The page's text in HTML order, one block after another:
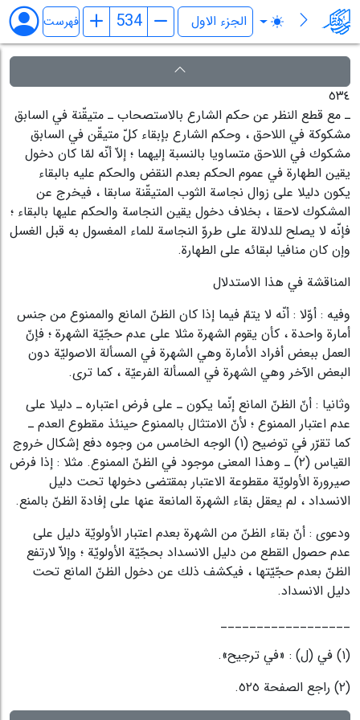
فرائد الاصول (رسائل) فهرست
٥٣٤
ـ مع قطع النظر عن حكم الشارع بالاستصحاب ـ متيقّنة في السابق
مشكوكة في اللاحق ، وحكم الشارع بإبقاء كلّ متيقّن في السابق
مشكوك في اللاحق متساويا بالنسبة إليهما ؛ إلاّ أنّه لمّا كان دخول
يقين الطهارة في عموم الحكم بعدم النقض والحكم عليه بالبقاء
يكون دليلا على زوال نجاسة الثوب المتيقّنة سابقا ، فيخرج عن
المشكوك لاحقا ، بخلاف دخول يقين النجاسة والحكم عليها بالبقاء ؛
فإنّه لا يصلح للدلالة على طروّ النجاسة للماء المغسول به قبل الغسل
وإن كان منافيا لبقائه على الطهارة.
المناقشة في هذا الاستدلال
وفيه : أوّلا : أنّه لا يتمّ فيما إذا كان الظنّ المانع والممنوع من جنس
أمارة واحدة ، كأن يقوم الشهرة مثلا على عدم حجّيّة الشهرة ؛ فإنّ
العمل ببعض أفراد الأمارة وهي الشهرة في المسألة الاصوليّة دون
البعض الآخر وهي الشهرة في المسألة الفرعيّة ، كما ترى.
وثانيا : أنّ الظنّ المانع إنّما يكون ـ على فرض اعتباره ـ دليلا على
عدم اعتبار الممنوع ؛ لأنّ الامتثال بالممنوع حينئذ مقطوع العدم ـ
كما تقرّر في توضيح (١)
الوجه الخامس من وجوه دفع إشكال خروج
القياس (٢)
ـ وهذا المعنى موجود في الظنّ الممنوع. مثلا : إذا فرض
صيرورة الأولويّة مقطوعة الاعتبار بمقتضى دخولها تحت دليل
الانسداد ، لم يعقل بقاء الشهرة المانعة عنها على إفادة الظنّ بالمنع.
ودعوى : أنّ بقاء الظنّ من الشهرة بعدم اعتبار الأولويّة دليل على
عدم حصول القطع من دليل الانسداد بحجّيّة الأولويّة ؛ وإلاّ لارتفع
الظنّ بعدم حجّيّتها ، فيكشف ذلك عن دخول الظنّ المانع تحت
دليل الانسداد.
__________________
(١) في (ل) : «في ترجيح».
(٢) راجع الصفحة ٥٢٥.